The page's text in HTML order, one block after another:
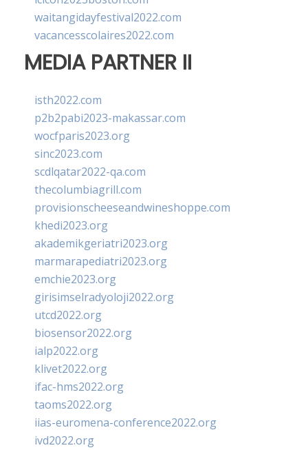
waitangidayfestival2022.com
vacancesscolaires2022.com
MEDIA PARTNER II
isth2022.com
p2b2pabi2023-makassar.com
wocfparis2023.org
sinc2023.com
scdlqatar2022-qa.com
thecolumbiagrill.com
provisionscheeseandwineshoppe.com
khedi2023.org
akademikgeriatri2023.org
marmarapediatri2023.org
emchie2023.org
girisimselradyoloji2022.org
utcd2022.org
biosensor2022.org
ialp2022.org
klivet2022.org
ifac-hms2022.org
taoms2022.org
iias-euromena-conference2022.org
ivd2022.org